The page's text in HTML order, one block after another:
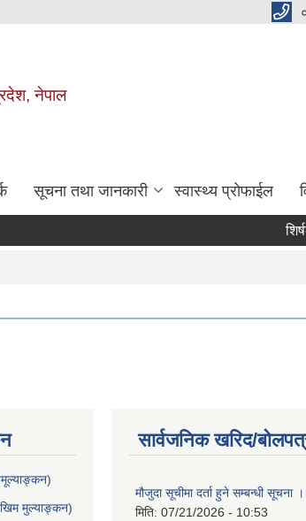
नेपाल
सूचना तथा जानकारी स्वास्थ्य प्रोफाईल
शिर्षक:
मुल्याङ्कन)
सार्वजनिक खरिद/
मौजुदा सूचीमा दर्ता हुने सम्बन्धी सूचना ।
मिति: 07/21/2026 - 10:53